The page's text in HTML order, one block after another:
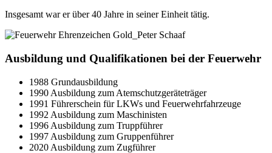
Insgesamt war er über 40 Jahre in seiner Einheit tätig.
Ausbildung und Qualifikationen bei der Feuerwehr
1988 Grundausbildung
1990 Ausbildung zum Atemschutzgeräteträger
1991 Führerschein für LKWs und Feuerwehrfahrzeuge
1992 Ausbildung zum Maschinisten
1996 Ausbildung zum Truppführer
1997 Ausbildung zum Gruppenführer
2020 Ausbildung zum Zugführer